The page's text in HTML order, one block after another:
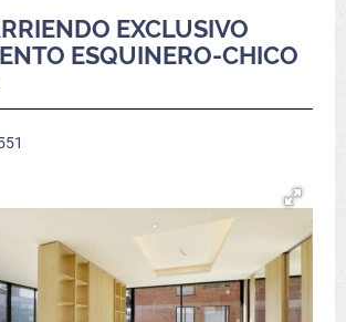
EXCLUSIVO
ESQUINERO-CHICO